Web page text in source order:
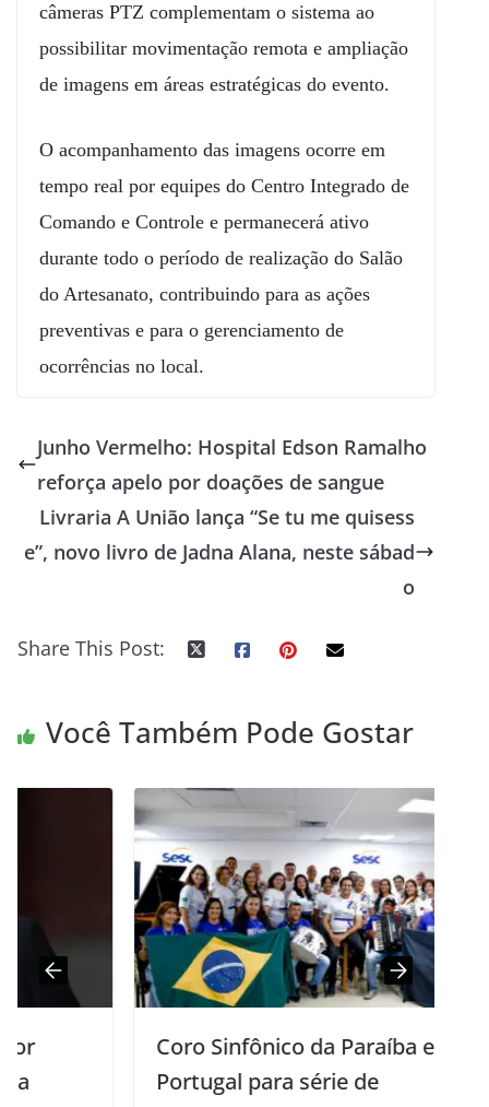
câmeras PTZ complementam o sistema ao
possibilitar movimentação remota e ampliação
de imagens em áreas estratégicas do evento.
O acompanhamento das imagens ocorre em
tempo real por equipes do Centro Integrado de
Comando e Controle e permanecerá ativo
durante todo o período de realização do Salão
do Artesanato, contribuindo para as ações
preventivas e para o gerenciamento de
ocorrências no local.
Junho Vermelho: Hospital Edson Ramalho
reforça apelo por doações de sangue
Livraria A União lança “Se tu me quisess
e”, novo livro de Jadna Alana, neste sábad
o
Share This Post:
Você Também Pode Gostar
Coro Sinfônico da Paraíba está em
Portugal para série de